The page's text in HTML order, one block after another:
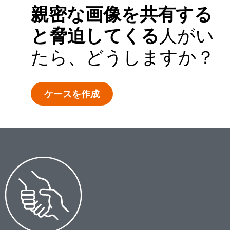
親密な画像を共有する
と脅迫してくる人がい
たら、どうしますか？
ケースを作成